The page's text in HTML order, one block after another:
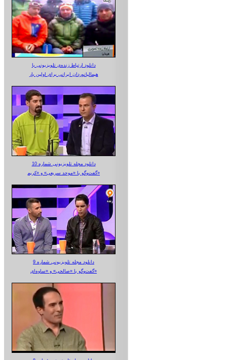
دانلود ارتباط زنده‌ی تلویزیونی‌ با
هیمالیانوردان ایرانی برای اولین بار
دانلود مجله تلویزیونی شماره 10
گفت‌وگو با «موحد سریعی» و «کریم»
دانلود مجله تلویزیونی شماره 9
گفت‌وگو با «صالحی» و «ساوه‌ای»